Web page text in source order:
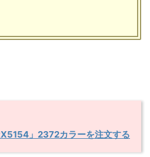
」2372カラーを注文する